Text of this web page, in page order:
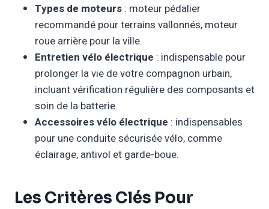
Types de moteurs : moteur pédalier
recommandé pour terrains vallonnés, moteur
roue arrière pour la ville.
Entretien vélo électrique : indispensable pour
prolonger la vie de votre compagnon urbain,
incluant vérification régulière des composants et
soin de la batterie.
Accessoires vélo électrique : indispensables
pour une conduite sécurisée vélo, comme
éclairage, antivol et garde-boue.
Les Critères Clés Pour